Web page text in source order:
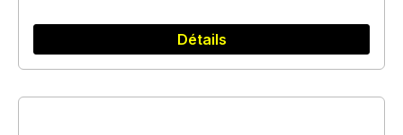
Détails